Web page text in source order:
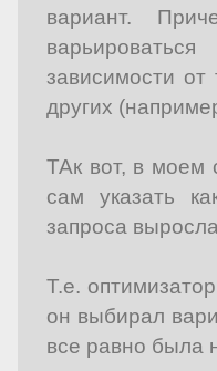
вариант.
зависимости от
других
ТАк вот, в моем
сам указать
запроса
Т.е.
он выбирал
все равно была